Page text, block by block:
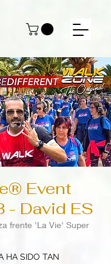
Event
- David ES
frente 'La Vie' Super
HA SIDO TAN